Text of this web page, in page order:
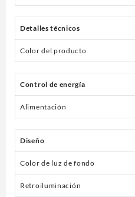
Detalles técnicos
Color del producto
Control de energía
Alimentación
Diseño
Color de luz de fondo
Retroiluminación